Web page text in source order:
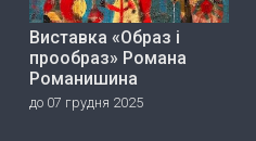
Виставка «Образ і
прообраз» Романа
Романишина
до 07 грудня 2025